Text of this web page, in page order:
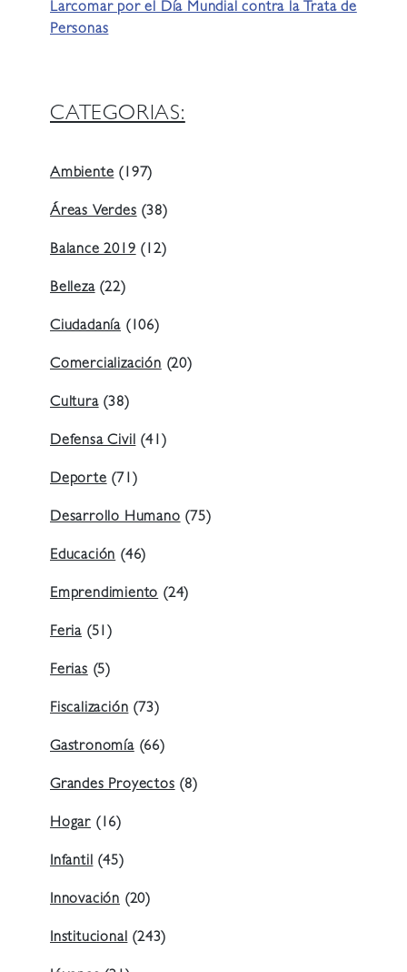
Larcomar por el Día Mundial contra la Trata de
Personas
CATEGORIAS:
Ambiente (197)
Áreas Verdes (38)
Balance 2019 (12)
Belleza(22)
Ciudadanía (106)
Comercialización (20)
Cultura(38)
Defensa Civil (41)
Deporte (71)
Desarrollo Humano (75)
Educación (46)
Emprendimiento (24)
Feria (51)
Ferias (5)
Fiscalización (73)
Gastronomía(66)
Grandes Proyectos (8)
Hogar (16)
Infantil (45)
Innovación (20)
Institucional (243)